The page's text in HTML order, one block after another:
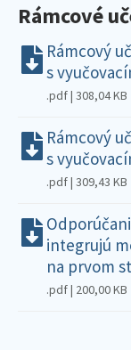
Rámcové
Rámcový
s
.pdf | 308,04 KB
Rámcový
s
.pdf | 309,43 KB
integrujú
na prvom
.pdf | 200,00 KB